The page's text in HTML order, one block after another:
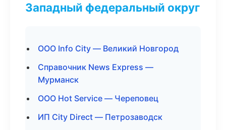
Западный федеральный округ
ООО Info City — Великий Новгород
Справочник News Express —
Мурманск
ООО Hot Service — Череповец
ИП City Direct — Петрозаводск